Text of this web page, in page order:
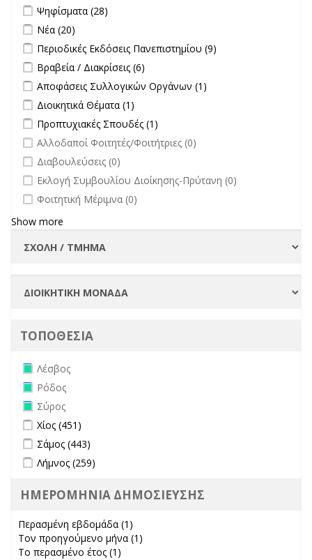
Apply Ψηφίσματα filter
Ψηφίσματα (28)
Apply Νέα filter
Νέα (20)
Apply Περιοδικές Εκδόσεις Πανεπιστημίου filter
Περιοδικές Εκδόσεις Πανεπιστημίου (9)
Apply Βραβεία / Διακρίσεις filter
Βραβεία / Διακρίσεις (6)
Apply Αποφάσεις Συλλογικών Οργάνων filter
Αποφάσεις Συλλογικών Οργάνων (1)
Apply Διοικητικά Θέματα filter
Διοικητικά Θέματα (1)
Apply Προπτυχιακές Σπουδές filter
Προπτυχιακές Σπουδές (1)
undefined
Αλλοδαποί Φοιτητές/Φοιτήτριες (0)
undefined
Διαβουλεύσεις (0)
undefined
Εκλογή Συμβουλίου Διοίκησης-Πρύτανη (0)
undefined
Φοιτητική Μέριμνα (0)
Show more
ΤΟΠΟΘΕΣΙΑ
Remove Λέσβος filter
Λέσβος
Remove Ρόδος filter
Ρόδος
Remove Σύρος filter
Σύρος
Apply Χίος filter
Χίος (451)
Apply Σάμος filter
Σάμος (443)
Apply Λήμνος filter
Λήμνος (259)
ΗΜΕΡΟΜΗΝΙΑ ΔΗΜΟΣΙΕΥΣΗΣ
Περασμένη εβδομάδα (1)
Τον προηγούμενο μήνα (1)
Το περασμένο έτος (1)